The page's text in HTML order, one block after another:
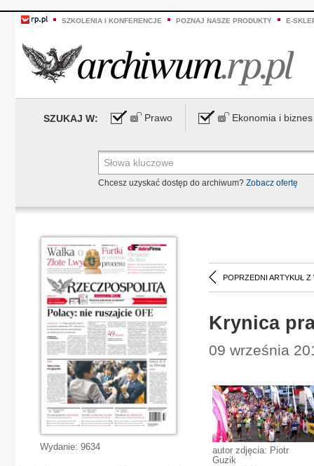
SZKOLENIA I KONFERENCJE POZNAJ NASZE PRODUKTY E-
SZUKAJ W: Prawo Ekonomia i biznes
Chcesz uzyskać dostęp do archiwum? Zobacz ofertę
POPRZEDNI ARTYKUŁ Z
Krynica
09 września
autor zdjęcia: Piotr
Guzik
Wydanie: 9634